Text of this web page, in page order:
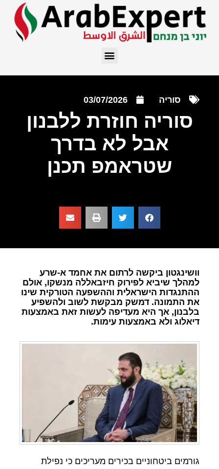
סוריה 03/07/2026
סוריה חוזרת ללבנון
אבל לא בדרך
שטראמפ תכנן
וושינגטון ביקשה לרתום את אחמד א-שרע
למהלך שיביא לפירוק חיזבאללה מנשקו, אולם
ההתנגדות הישראלית וההשפעה הטורקית שינו
את התמונה. דמשק מבקשת לשוב ולהשפיע
בלבנון, אך היא מעדיפה לעשות זאת באמצעות
דיאלוג ולא באמצעות עימות.
גורמים ביטחוניים בכירים מעריכים כי נפילת